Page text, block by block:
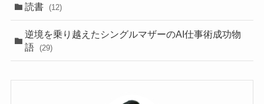
読書 (12)
逆境を乗り越えたシングルマザーのAI仕事術成功物
語
(29)